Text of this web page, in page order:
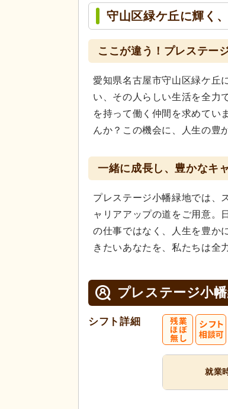
守山区緑ケ丘に輝く
ここが違う！プレステー
愛知県名古屋市守山区緑ケ丘
い、その人らしい生活を全力
を持って働く仲間を求めてい
んか？この機会に、人生の豊
一緒に成長し、豊かなキ
プレステージ小幡緑地では、
ャリアアップの道をご用意。
の仕事ではなく、人生を豊か
きたいあなたを、私たちは全
プレステージ小
シフト詳細
就業